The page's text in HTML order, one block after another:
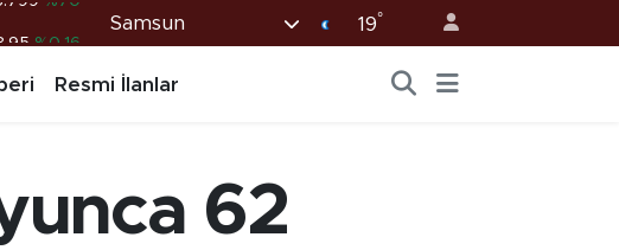
%0.12
%70
Samsun 19°
Resmi İlanlar
62